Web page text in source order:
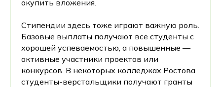
окупить вложения.
Стипендии здесь тоже играют важную роль.
Базовые выплаты получают все студенты с
хорошей успеваемостью, а повышенные —
активные участники проектов или
конкурсов. В некоторых колледжах Ростова
студенты-верстальщики получают гранты